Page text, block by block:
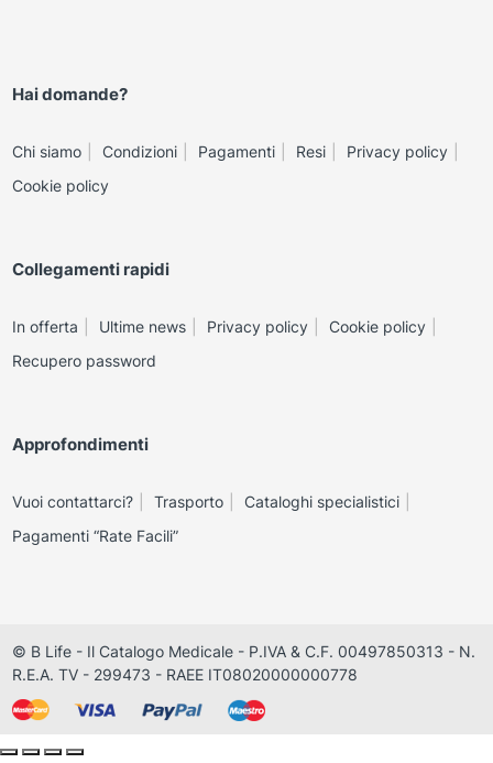
Hai domande?
Chi siamo Condizioni Pagamenti Resi
Privacy policy
Cookie policy
Collegamenti rapidi
In offerta Ultime news Privacy policy
Cookie policy
Recupero password
Approfondimenti
Vuoi contattarci? Trasporto
Cataloghi specialistici
Pagamenti “Rate Facili”
© B Life - Il Catalogo Medicale - P.IVA & C.F. 00497850313 - N.
R.E.A. TV - 299473 - RAEE IT08020000000778